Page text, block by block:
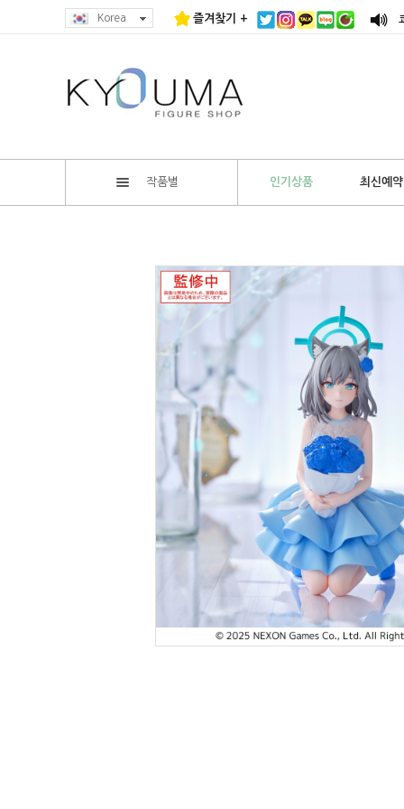
Korea 즐겨찾기 +
작품별 인기상품 최신예약